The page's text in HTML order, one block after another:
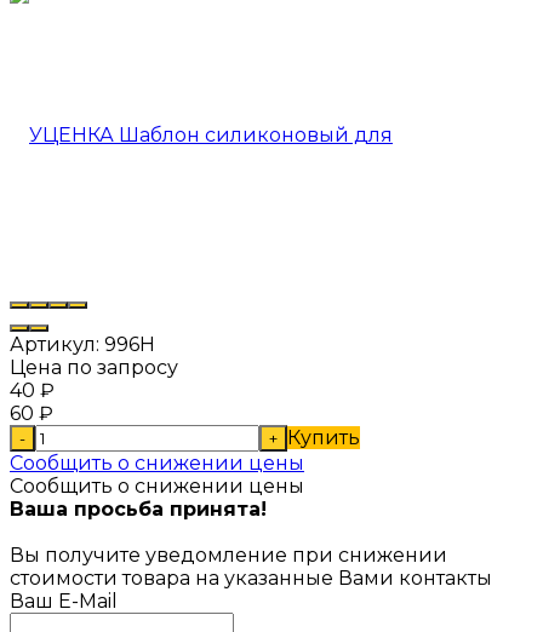
Артикул: 996Н
Цена по запросу
40 ₽
60 ₽
- + Купить
Сообщить о снижении цены
Сообщить о снижении цены
Ваша просьба принята!
Вы получите уведомление при снижении
стоимости товара на указанные Вами контакты
Ваш E-Mail